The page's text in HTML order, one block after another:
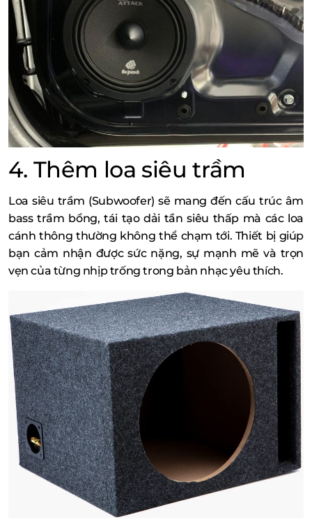
4. Thêm loa siêu trầm
Loa siêu trầm (Subwoofer) sẽ mang đến cấu trúc âm
bass trầm bổng, tái tạo dải tần siêu thấp mà các loa
cánh thông thường không thể chạm tới. Thiết bị giúp
bạn cảm nhận được sức nặng, sự mạnh mẽ và trọn
vẹn của từng nhịp trống trong bản nhạc yêu thích.